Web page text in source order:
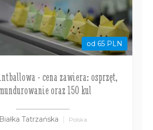
od 65 PLN
- cena zawiera: osprzęt,
oraz 150 kul
Białka Tatrzańska Polska